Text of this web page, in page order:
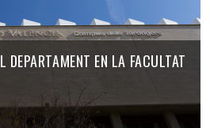
DEPARTAMENT EN LA FACULTAT